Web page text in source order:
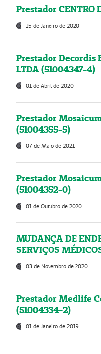
Prestador CENTRO
15 de Janeiro de 2020
Prestador Decordis
LTDA (51004347-4)
01 de Abril de 2020
Prestador
(51004355-5)
07 de Maio de 2021
Prestador
(51004352-0)
01 de Outubro de 2020
MUDANÇA DE
SERVIÇOS
03 de Novembro de 2020
Prestador Medlife
(51004334-2)
01 de Janeiro de 2019